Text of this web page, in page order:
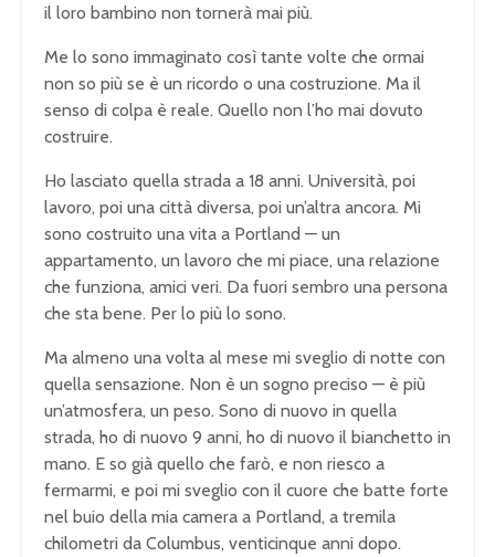
il loro bambino non tornerà mai più.
Me lo sono immaginato così tante volte che ormai
non so più se è un ricordo o una costruzione. Ma il
senso di colpa è reale. Quello non l’ho mai dovuto
costruire.
Ho lasciato quella strada a 18 anni. Università, poi
lavoro, poi una città diversa, poi un’altra ancora. Mi
sono costruito una vita a Portland — un
appartamento, un lavoro che mi piace, una relazione
che funziona, amici veri. Da fuori sembro una persona
che sta bene. Per lo più lo sono.
Ma almeno una volta al mese mi sveglio di notte con
quella sensazione. Non è un sogno preciso — è più
un’atmosfera, un peso. Sono di nuovo in quella
strada, ho di nuovo 9 anni, ho di nuovo il bianchetto in
mano. E so già quello che farò, e non riesco a
fermarmi, e poi mi sveglio con il cuore che batte forte
nel buio della mia camera a Portland, a tremila
chilometri da Columbus, venticinque anni dopo.